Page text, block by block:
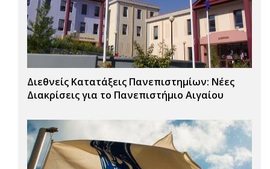
Διεθνείς Κατατάξεις Πανεπιστημίων: Νέες
Διακρίσεις για το Πανεπιστήμιο Αιγαίου